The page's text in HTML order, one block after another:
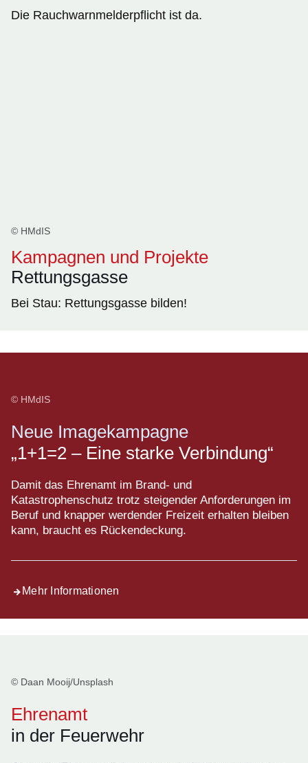
Die Rauchwarnmelderpflicht ist da.
© HMdIS
Kampagnen und Projekte
Rettungsgasse
Bei Stau: Rettungsgasse bilden!
© HMdIS
Neue Imagekampagne
„1+1=2 – Eine starke Verbindung“
Damit das Ehrenamt im Brand- und
Katastrophenschutz trotz steigender Anforderungen im
Beruf und knapper werdender Freizeit erhalten bleiben
kann, braucht es Rückendeckung.
Mehr Informationen
© Daan Mooij/Unsplash
Ehrenamt
in der Feuerwehr